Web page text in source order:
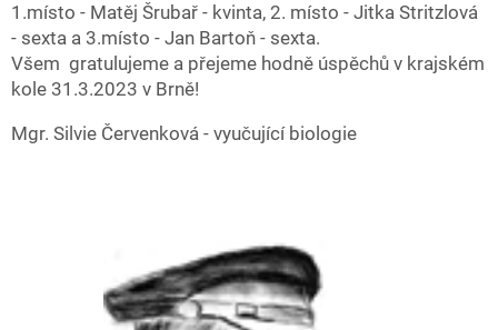
1.místo - Matěj Šrubař - kvinta, 2. místo - Jitka Stritzlová
- sexta a 3.místo - Jan Bartoň - sexta.
Všem gratulujeme a přejeme hodně úspěchů v krajském
kole 31.3.2023 v Brně!
Mgr. Silvie Červenková - vyučující biologie